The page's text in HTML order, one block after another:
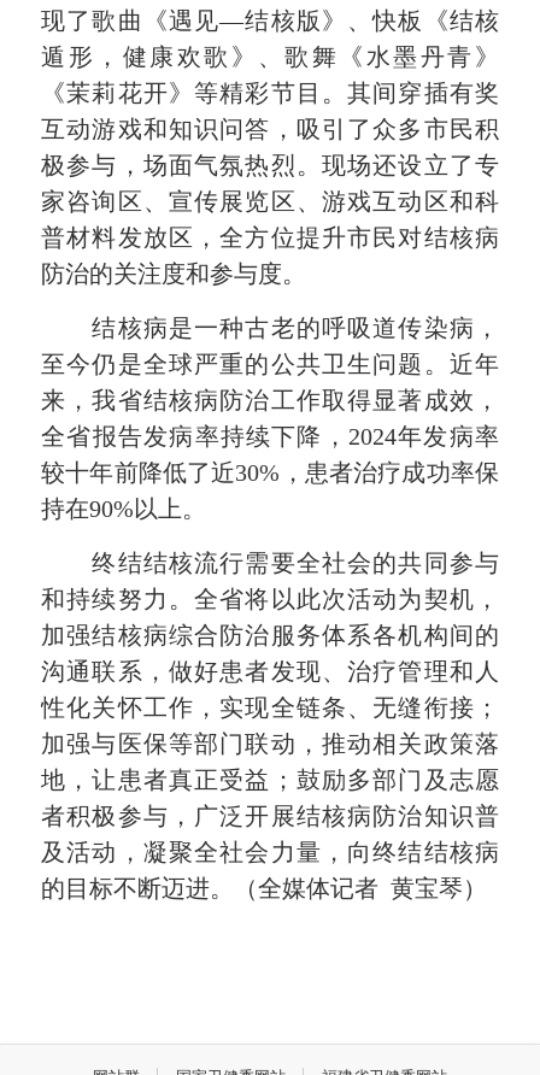
现了歌曲《遇见—结核版》、快板《结核
遁形，健康欢歌》、歌舞《水墨丹青》
《茉莉花开》等精彩节目。其间穿插有奖
互动游戏和知识问答，吸引了众多市民积
极参与，场面气氛热烈。现场还设立了专
家咨询区、宣传展览区、游戏互动区和科
普材料发放区，全方位提升市民对结核病
防治的关注度和参与度。
结核病是一种古老的呼吸道传染病，
至今仍是全球严重的公共卫生问题。近年
来，我省结核病防治工作取得显著成效，
全省报告发病率持续下降，2024年发病率
较十年前降低了近30%，患者治疗成功率保
持在90%以上。
终结结核流行需要全社会的共同参与
和持续努力。全省将以此次活动为契机，
加强结核病综合防治服务体系各机构间的
沟通联系，做好患者发现、治疗管理和人
性化关怀工作，实现全链条、无缝衔接；
加强与医保等部门联动，推动相关政策落
地，让患者真正受益；鼓励多部门及志愿
者积极参与，广泛开展结核病防治知识普
及活动，凝聚全社会力量，向终结结核病
的目标不断迈进。（全媒体记者 黄宝琴）